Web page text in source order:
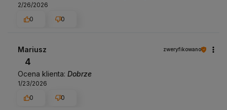
2/26/2026
0
0
Mariusz zweryfikowano
4
Ocena klienta: Dobrze
1/23/2026
0
0